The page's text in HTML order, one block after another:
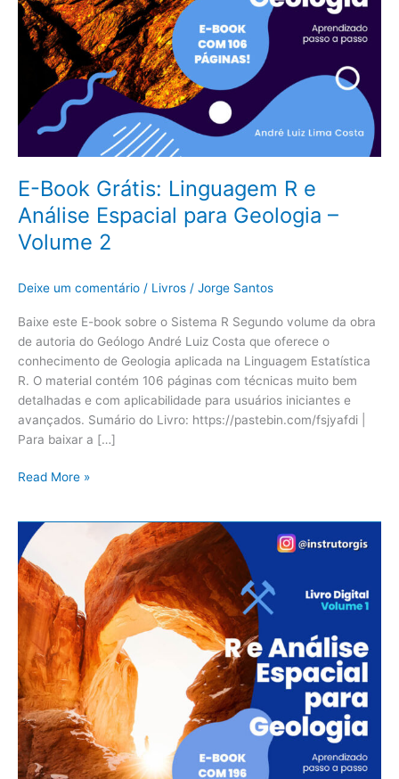
E-Book Grátis: Linguagem R e
Análise Espacial para Geologia –
Volume 2
Deixe um comentário / Livros / Jorge Santos
Baixe este E-book sobre o Sistema R Segundo volume da obra
de autoria do Geólogo André Luiz Costa que oferece o
conhecimento de Geologia aplicada na Linguagem Estatística
R. O material contém 106 páginas com técnicas muito bem
detalhadas e com aplicabilidade para usuários iniciantes e
avançados. Sumário do Livro: https://pastebin.com/fsjyafdi |
Para baixar a […]
Volume
Read More »
Book
Grátis:
Linguagem
R
Análise
Espacial
para
Geologia
–
Volume
1